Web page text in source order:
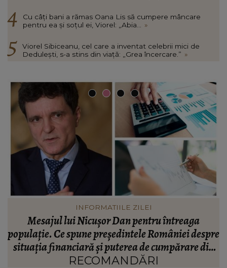
Cu câți bani a rămas Oana Lis să cumpere mâncare
pentru ea și soțul ei, Viorel: „Abia...
»
Viorel Sibiceanu, cel care a inventat celebrii mici de
Dedulești, s-a stins din viață: „Grea încercare.” »
VEDETE
Valentin Sanfira, acuzații despre infidelitate? Ce
mărturisiri a făcut artistul de muzică populară:
“Doi ochi ce m-au înșelat.”
RECOMANDĂRI